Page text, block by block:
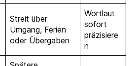
Streit über
Umgang, Ferien
oder Übergaben
Wortlaut
sofort
präzisiere
n